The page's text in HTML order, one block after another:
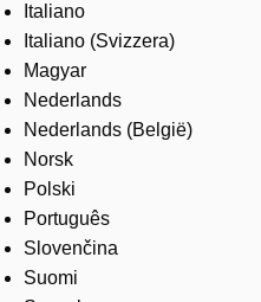
Italiano
Italiano (Svizzera)
Magyar
Nederlands
Nederlands (België)
Norsk
Polski
Português
Slovenčina
Suomi